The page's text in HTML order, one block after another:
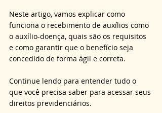
Neste artigo, vamos explicar como
funciona o recebimento de auxílios como
o auxílio-doença, quais são os requisitos
e como garantir que o benefício seja
concedido de forma ágil e correta.
Continue lendo para entender tudo o
que você precisa saber para acessar seus
direitos previdenciários.